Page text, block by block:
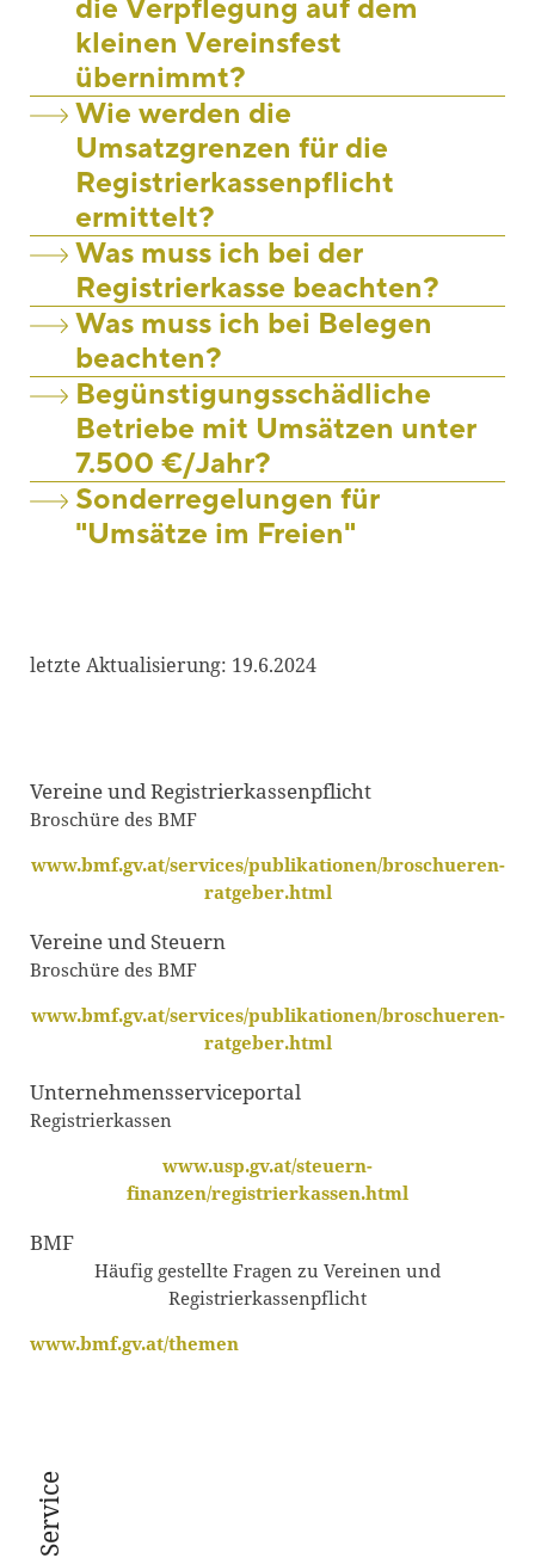
die Verpflegung auf dem
kleinen Vereinsfest
übernimmt?
Wie werden die
Umsatzgrenzen für die
Registrierkassenpflicht
ermittelt?
Was muss ich bei der
Registrierkasse beachten?
Was muss ich bei Belegen
beachten?
Begünstigungsschädliche
Betriebe mit Umsätzen unter
7.500 €/Jahr?
Sonderregelungen für
"Umsätze im Freien"
letzte Aktualisierung: 19.6.2024
Vereine und Registrierkassenpflicht
Broschüre des BMF
www.bmf.gv.at/services/publikationen/broschueren-
ratgeber.html
Vereine und Steuern
Broschüre des BMF
www.bmf.gv.at/services/publikationen/broschueren-
ratgeber.html
Unternehmensserviceportal
Registrierkassen
www.usp.gv.at/steuern-
finanzen/registrierkassen.html
BMF
Häufig gestellte Fragen zu Vereinen und
Registrierkassenpflicht
www.bmf.gv.at/themen
Service